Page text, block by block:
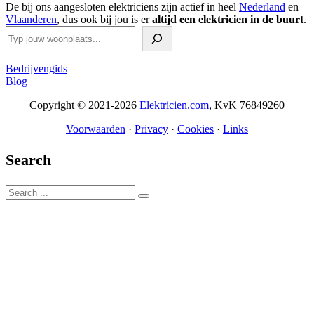
De bij ons aangesloten elektriciens zijn actief in heel Nederland en
Vlaanderen, dus ook bij jou is eraltijd een elektricien in de buurt.
Bedrijvengids
Blog
Copyright © 2021-2026 Elektricien.com, KvK 76849260
Voorwaarden · Privacy · Cookies · Links
Search